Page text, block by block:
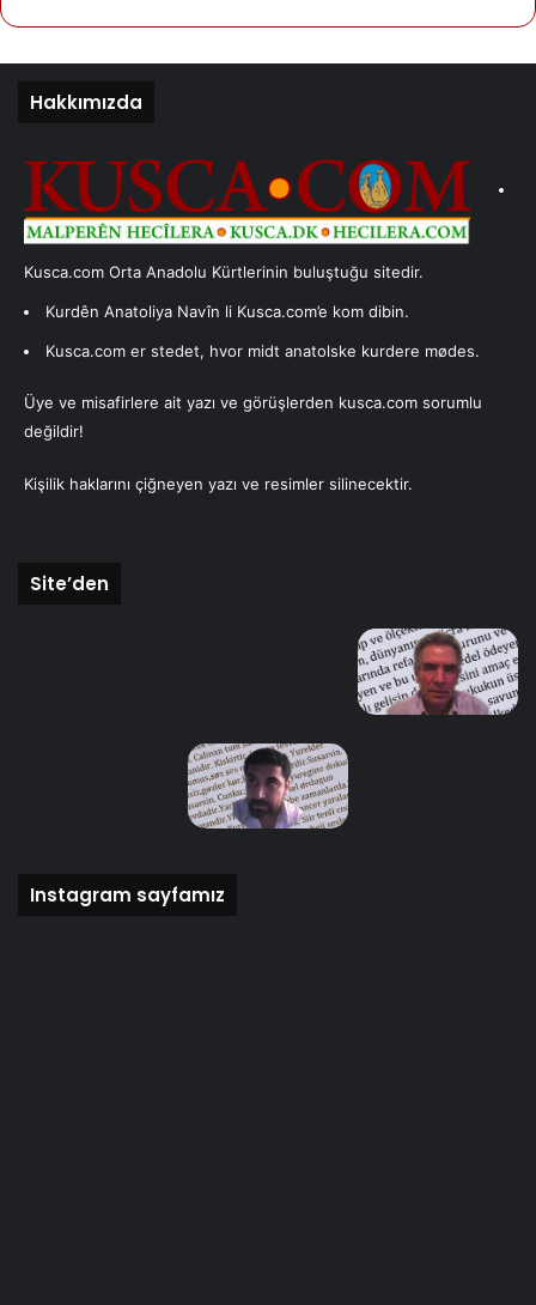
Erdal Çolak
Hakkımızda
Kusca.com Orta Anadolu Kürtlerinin buluştuğu sitedir.
Kurdên Anatoliya Navîn li Kusca.com’e kom dibin.
Kusca.com er stedet, hvor midt anatolske kurdere mødes.
Üye ve misafirlere ait yazı ve görüşlerden kusca.com sorumlu
değildir!
Kişilik haklarını çiğneyen yazı ve resimler silinecektir.
Site’den
Instagram sayfamız